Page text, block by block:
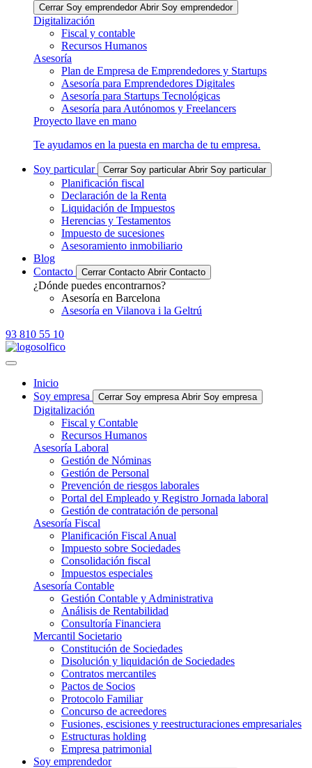
Cerrar Soy emprendedor Abrir Soy emprendedor
Digitalización
Fiscal y contable
Recursos Humanos
Asesoría
Plan de Empresa de Emprendedores y Startups
Asesoría para Emprendedores Digitales
Asesoría para Startups Tecnológicas
Asesoría para Autónomos y Freelancers
Proyecto llave en mano
Te ayudamos en la puesta en marcha de tu empresa.
Soy particular Cerrar Soy particular Abrir Soy particular
Planificación fiscal
Declaración de la Renta
Liquidación de Impuestos
Herencias y Testamentos
Impuesto de sucesiones
Asesoramiento inmobiliario
Blog
Contacto
Cerrar Contacto Abrir Contacto
¿Dónde puedes encontrarnos?
Asesoría en Barcelona
Asesoría en Vilanova i la Geltrú
93 810 55 10
Inicio
Soy empresa
Cerrar Soy empresa Abrir Soy empresa
Digitalización
Fiscal y Contable
Recursos Humanos
Asesoría Laboral
Gestión de Nóminas
Gestión de Personal
Prevención de riesgos laborales
Portal del Empleado y Registro Jornada laboral
Gestión de contratación de personal
Asesoría Fiscal
Planificación Fiscal Anual
Impuesto sobre Sociedades
Consolidación fiscal
Impuestos especiales
Asesoría Contable
Gestión Contable y Administrativa
Análisis de Rentabilidad
Consultoría Financiera
Mercantil Societario
Constitución de Sociedades
Disolución y liquidación de Sociedades
Contratos mercantiles
Pactos de Socios
Protocolo Familiar
Concurso de acreedores
Fusiones, escisiones y reestructuraciones empresariales
Estructuras holding
Empresa patrimonial
Soy emprendedor